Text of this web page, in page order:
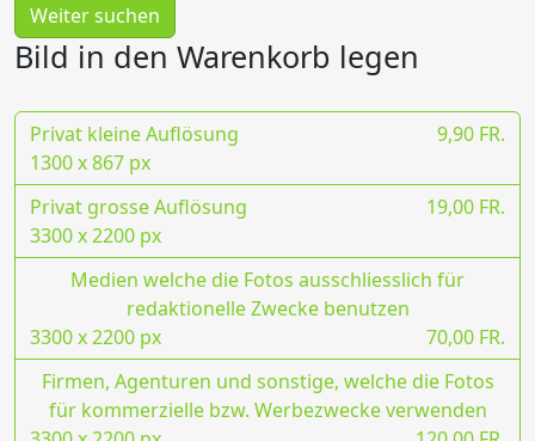
Weiter suchen
Bild in den Warenkorb legen
Privat kleine Auflösung
9,90 FR.
1300 x 867 px
Privat grosse Auflösung
19,00 FR.
3300 x 2200 px
Medien welche die Fotos ausschliesslich für
redaktionelle Zwecke benutzen
70,00 FR.
3300 x 2200 px
Firmen, Agenturen und sonstige, welche die Fotos
für kommerzielle bzw. Werbezwecke verwenden